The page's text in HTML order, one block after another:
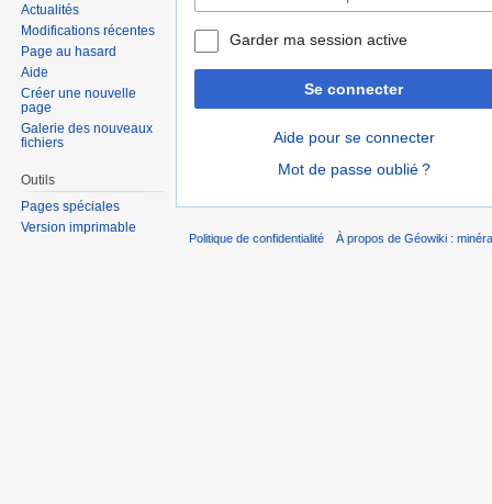
Garder ma session active
Se connecter
Aide pour se connecter
Mot de passe oublié ?
Actualités
Modifications récentes
Page au hasard
Aide
Créer une nouvelle
page
Galerie des nouveaux
fichiers
Outils
Pages spéciales
Version imprimable
Politique de confidentialité À propos de Géowiki :